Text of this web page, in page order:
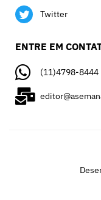
Twitter
ENTRE EM
(11)4798-8444